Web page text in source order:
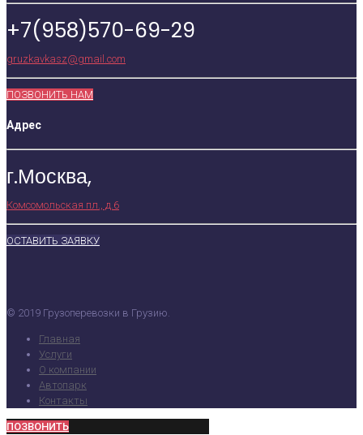
+7(958)570-69-29
gruzkavkasz@gmail.com
ПОЗВОНИТЬ НАМ
Адрес
г.Москва,
Комсомольская пл., д.6
ОСТАВИТЬ ЗАЯВКУ
© 2019 Грузоперевозки в Грузию.
Главная
Услуги
О компании
Автопарк
Контакты
ПОЗВОНИТЬ